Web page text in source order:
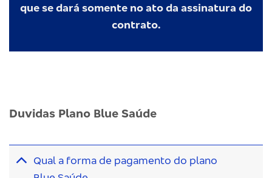
que se dará somente no ato da assinatura do
contrato.
Duvidas Plano Blue Saúde
Qual a forma de pagamento do plano